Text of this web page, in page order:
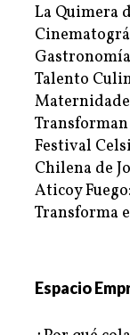
La Quimera
Talento
Transforman
Festival
Chilena de
Aticoy
Transforma
Espacio